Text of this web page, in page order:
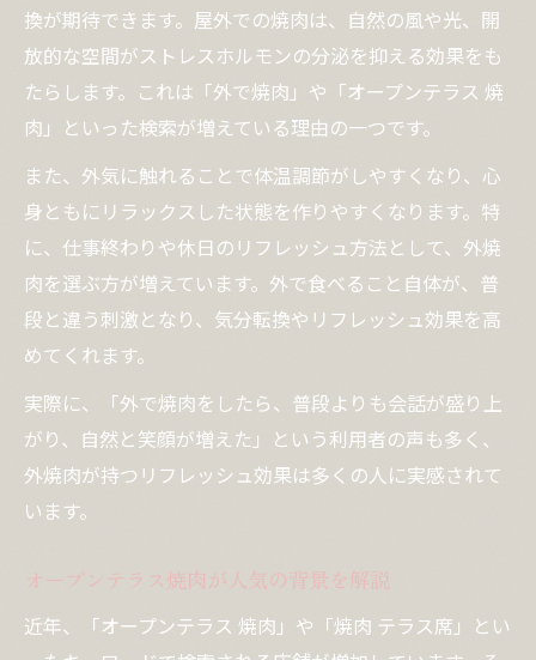
換が期待できます。屋外での焼肉は、自然の風や光、開
放的な空間がストレスホルモンの分泌を抑える効果をも
たらします。これは「外で焼肉」や「オープンテラス 焼
肉」といった検索が増えている理由の一つです。
また、外気に触れることで体温調節がしやすくなり、心
身ともにリラックスした状態を作りやすくなります。特
に、仕事終わりや休日のリフレッシュ方法として、外焼
肉を選ぶ方が増えています。外で食べること自体が、普
段と違う刺激となり、気分転換やリフレッシュ効果を高
めてくれます。
実際に、「外で焼肉をしたら、普段よりも会話が盛り上
がり、自然と笑顔が増えた」という利用者の声も多く、
外焼肉が持つリフレッシュ効果は多くの人に実感されて
います。
オープンテラス焼肉が人気の背景を解説
近年、「オープンテラス 焼肉」や「焼肉 テラス席」とい